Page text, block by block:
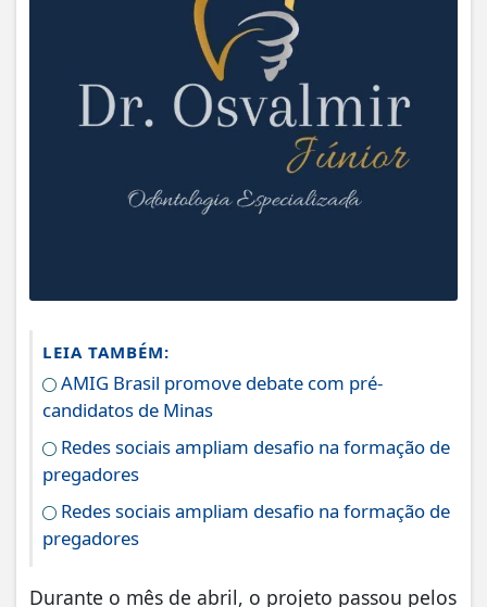
LEIA TAMBÉM:
AMIG Brasil promove debate com pré-
candidatos de Minas
Redes sociais ampliam desafio na formação de
pregadores
Redes sociais ampliam desafio na formação de
pregadores
Durante o mês de abril, o projeto passou pelos